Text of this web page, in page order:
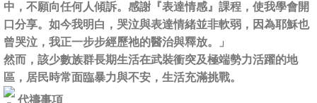
中，不願向任何人傾訴。感謝『表達情感』課程，使我學會開
口分享。如今我明白，哭泣與表達情緒並非軟弱，因為耶穌也
曾哭泣，我正一步步經歷祂的醫治與釋放。」
然而，該少數族群長期生活在武裝衝突及極端勢力活躍的地
區，居民時常面臨暴力與不安，生活充滿挑戰。
代禱事項